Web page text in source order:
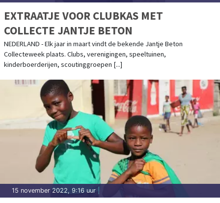
EXTRAATJE VOOR CLUBKAS MET
COLLECTE JANTJE BETON
NEDERLAND - Elk jaar in maart vindt de bekende Jantje Beton
Collecteweek plaats. Clubs, verenigingen, speeltuinen,
kinderboerderijen, scoutinggroepen [...]
15 november 2022, 9:16 uur